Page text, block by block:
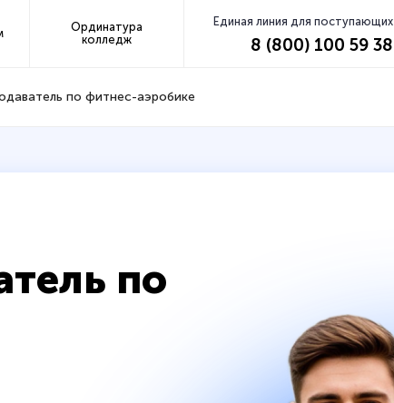
Ординатура
колледж
Единая линия для поступающих
8 (800) 100 59 38
по фитнес-аэробике
по